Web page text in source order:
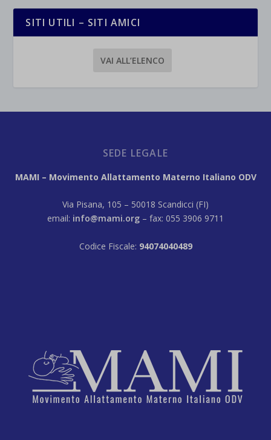
SITI UTILI – SITI AMICI
VAI ALL’ELENCO
SEDE LEGALE
MAMI – Movimento Allattamento Materno Italiano ODV
Via Pisana, 105 – 50018 Scandicci (FI)
email: info@mami.org – fax: 055 3906 9711
Codice Fiscale: 94074040489